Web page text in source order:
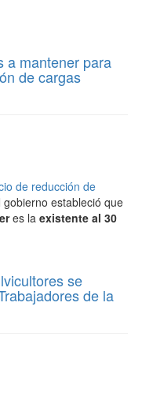
a mantener para
de cargas
de reducción de
gobierno estableció que
es la existente al 30
se
de la